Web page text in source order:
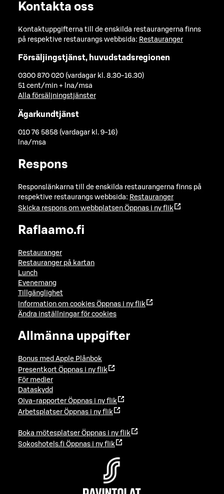
Kontakta oss
Kontaktuppgifterna till de enskilda restaurangerna finns
på respektive restaurangs webbsida: Restauranger
Försäljingstjänst, huvudstadsregionen
0300 870 020 (vardagar kl. 8.30-16.30)
51 cent/min + lna/msa
Alla försäljningstjänster
Ägarkundtjänst
010 76 5858 (vardagar kl. 9-16)
lna/msa
Respons
Responslänkarna till de enskilda restaurangerna finns på
respektive restaurangs webbsida: Restauranger
Skicka respons om webbplatsen Öppnas i ny flik
Raflaamo.fi
Restauranger
Restauranger på kartan
Lunch
Evenemang
Tillgänglighet
Information om cookies Öppnas i ny flik
Ändra inställningar för cookies
Allmänna uppgifter
Bonus med Apple Plånbok
Presentkort Öppnas i ny flik
För medier
Dataskydd
Oiva-rapporter Öppnas i ny flik
Arbetsplatser Öppnas i ny flik
Boka mötesplatser Öppnas i ny flik
Sokoshotels.fi Öppnas i ny flik